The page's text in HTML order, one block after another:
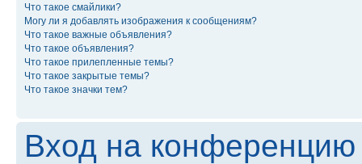
Что такое смайлики?
Могу ли я добавлять изображения к сообщениям?
Что такое важные объявления?
Что такое объявления?
Что такое прилепленные темы?
Что такое закрытые темы?
Что такое значки тем?
Вход на конференцию